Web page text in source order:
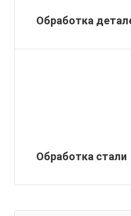
Обработка
Обработка стали